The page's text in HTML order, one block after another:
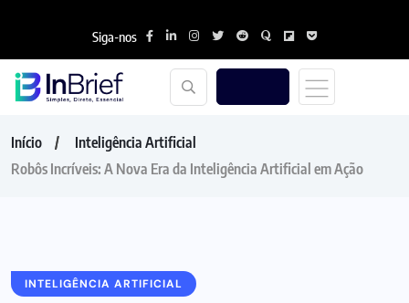
Siga-nos
Início
Inteligência Artificial
Robôs Incríveis: A Nova Era da Inteligência Artificial em Ação
INTELIGÊNCIA ARTIFICIAL